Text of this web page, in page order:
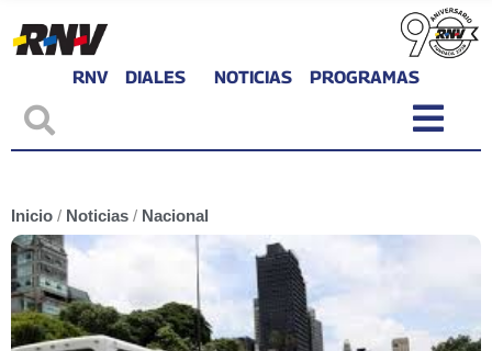
RNV DIALES NOTICIAS PROGRAMAS
Inicio / Noticias / Nacional